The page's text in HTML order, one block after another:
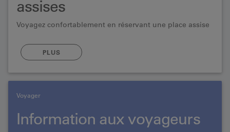
assises
Voyagez confortablement en réservant une place assise
PLUS
Voyager
Information aux voyageurs